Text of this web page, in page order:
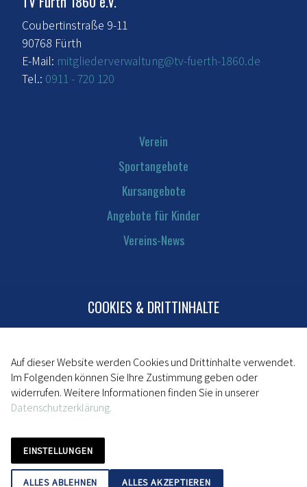
Coubertinstraße 9-11
90768 Fürth
E-Mail: mitgliederverwaltung@tv-fuerth-1860.de
Tel.: 0911 - 720 120
Verein
Sportangebote
Kursangebote
Angebote für Kinder
Vereins-News
Kontakt
Mitglied werden
Impressum
Datenschutz
COOKIES & DRITTINHALTE
Auf dieser Website werden Cookies und Drittinhalte verwendet.
Im Folgenden können Sie Ihre Zustimmung geben oder
widerrufen. Weitere Informationen finden Sie in unserer
Datenschutzerklärung.
EINSTELLUNGEN
ALLES ABLEHNEN ALLES AKZEPTIEREN